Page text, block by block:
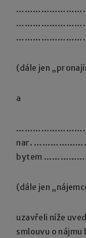
(dále jen
a
nar.
bytem
(dále jen
uzavřeli níže
smlouvu o nájmu